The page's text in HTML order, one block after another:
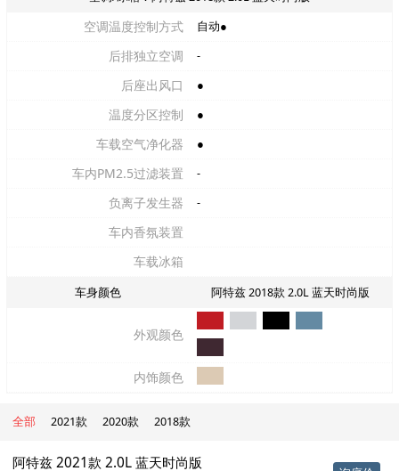
空调温度控制方式 自动●
后排独立空调 -
后座出风口 ●
温度分区控制 ●
车载空气净化器 ●
车内PM2.5过滤装置 -
负离子发生器 -
车内香氛装置
车载冰箱
车身颜色 阿特兹 2018款 2.0L 蓝天时尚版
外观颜色
内饰颜色
全部 2021款 2020款 2018款
阿特兹 2021款 2.0L 蓝天时尚版